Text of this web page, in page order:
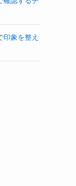
印象を整え